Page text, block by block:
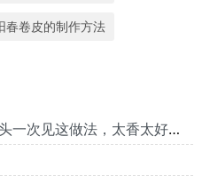
春卷皮的制作方法
把剩米饭放进滚烫的开水里，头一次见这做法，太香太好喝了